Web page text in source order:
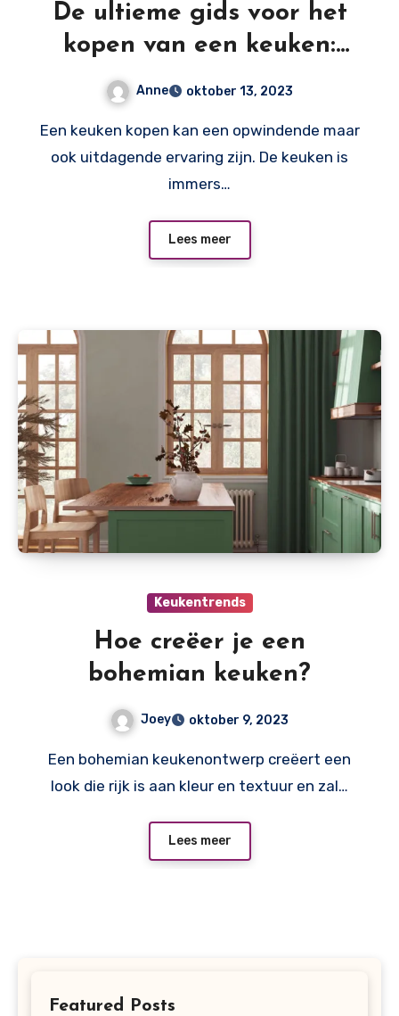
De ultieme gids voor het
kopen van een keuken:
waar moet je op letten?
Anne oktober 13, 2023
Een keuken kopen kan een opwindende maar
ook uitdagende ervaring zijn. De keuken is
immers…
Lees meer
Keukentrends
Hoe creëer je een
bohemian keuken?
Joey oktober 9, 2023
Een bohemian keukenontwerp creëert een
look die rijk is aan kleur en textuur en zal…
Lees meer
Featured Posts